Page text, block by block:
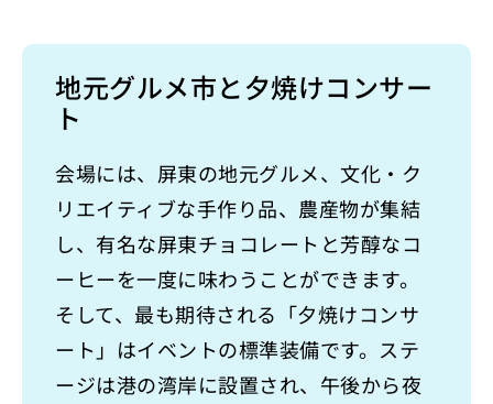
地元グルメ市と夕焼けコンサー
ト
会場には、屏東の地元グルメ、文化・ク
リエイティブな手作り品、農産物が集結
し、有名な屏東チョコレートと芳醇なコ
ーヒーを一度に味わうことができます。
そして、最も期待される「夕焼けコンサ
ート」はイベントの標準装備です。ステ
ージは港の湾岸に設置され、午後から夜